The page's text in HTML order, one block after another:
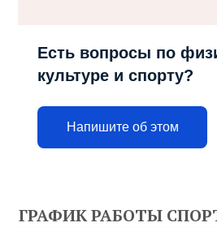
Есть вопросы по
культуре и спорту?
Напишите об этом
ГРАФИК РАБОТЫ